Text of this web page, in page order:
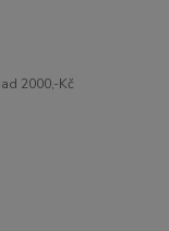
2000,-Kč